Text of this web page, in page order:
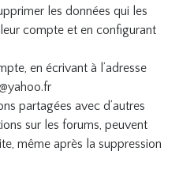
les données qui les
compte et en configurant
en écrivant à l’adresse
partagées avec d’autres
sur les forums, peuvent
même après la suppression